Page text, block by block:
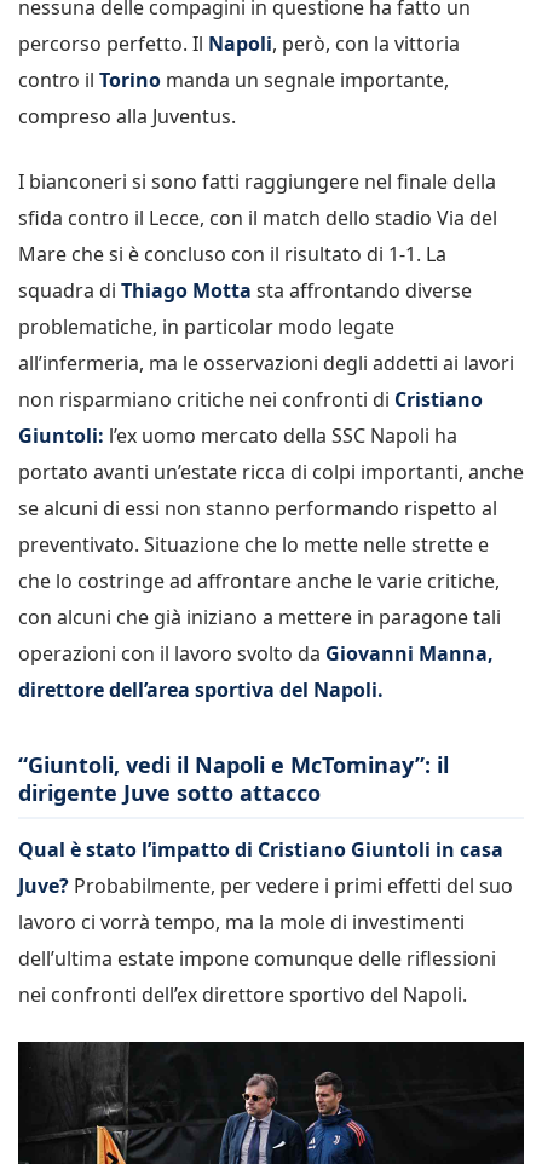
nessuna delle compagini in questione ha fatto un
percorso perfetto. Il Napoli, però, con la vittoria
contro il Torino manda un segnale importante,
compreso alla Juventus.
I bianconeri si sono fatti raggiungere nel finale della
sfida contro il Lecce, con il match dello stadio Via del
Mare che si è concluso con il risultato di 1-1. La
squadra di Thiago Motta sta affrontando diverse
problematiche, in particolar modo legate
all’infermeria, ma le osservazioni degli addetti ai lavori
non risparmiano critiche nei confronti di Cristiano
Giuntoli: l’ex uomo mercato della SSC Napoli ha
portato avanti un’estate ricca di colpi importanti, anche
se alcuni di essi non stanno performando rispetto al
preventivato. Situazione che lo mette nelle strette e
che lo costringe ad affrontare anche le varie critiche,
con alcuni che già iniziano a mettere in paragone tali
operazioni con il lavoro svolto da Giovanni Manna,
direttore dell’area sportiva del Napoli.
“Giuntoli, vedi il Napoli e McTominay”: il
dirigente Juve sotto attacco
Qual è stato l’impatto di Cristiano Giuntoli in casa
Juve? Probabilmente, per vedere i primi effetti del suo
lavoro ci vorrà tempo, ma la mole di investimenti
dell’ultima estate impone comunque delle riflessioni
nei confronti dell’ex direttore sportivo del Napoli.